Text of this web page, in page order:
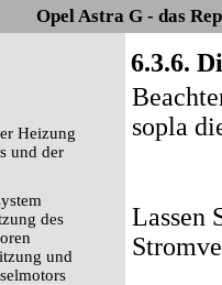
Opel Astra G - das
Heizung
und der
des
und
6.3.6.
sopla
Lassen